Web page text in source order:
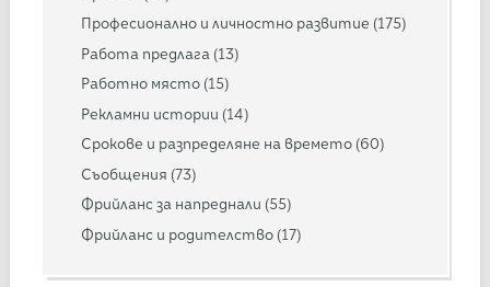
Професионално и личностно развитие (175)
Работа предлага (13)
Работно място (15)
Рекламни истории (14)
Срокове и разпределяне на времето (60)
Съобщения (73)
Фрийланс за напреднали (55)
Фрийланс и родителство (17)